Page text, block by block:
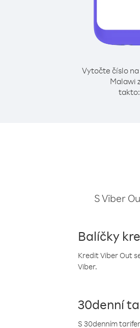
Vytočte číslo
Malawi
takto:
S Viber
Balíčky
Kredit Viber Out
Viber.
30denní
S 30denním